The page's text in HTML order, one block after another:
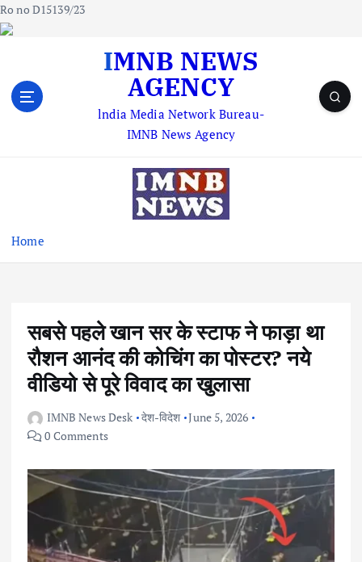
Ro no D15139/23
IMNB NEWS
AGENCY
lndia Media Network Bureau-
IMNB News Agency
Home
सबसे पहले खान सर के स्टाफ ने फाड़ा था
रौशन आनंद की कोचिंग का पोस्टर? नये
वीडियो से पूरे विवाद का खुलासा
IMNB News Desk देश-विदेश June 5, 2026
0 Comments